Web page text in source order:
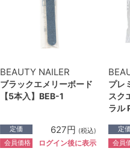
BEAUTY NAILER
ブラックエメリーボード
【5本入】BEB-1
定価 627円 (税込)
会員価格 ログイン後に表示
プレ
スク
ラル
定価
会員